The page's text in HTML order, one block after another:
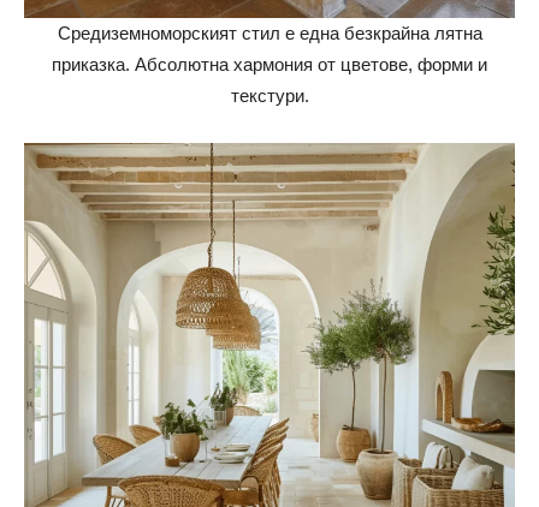
Средиземноморският стил е една безкрайна лятна
приказка. Абсолютна хармония от цветове, форми и
текстури.